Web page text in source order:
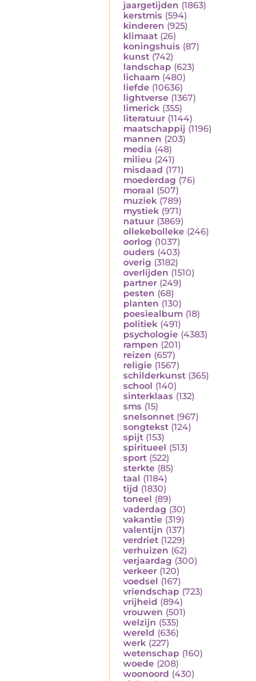
jaargetijden (1863)
kerstmis (594)
kinderen (925)
klimaat (26)
koningshuis (87)
kunst (742)
landschap (623)
lichaam (480)
liefde (10636)
lightverse (1367)
limerick (355)
literatuur (1144)
maatschappij (1196)
mannen (203)
media (48)
milieu (241)
misdaad (171)
moederdag (76)
moraal (507)
muziek (789)
mystiek (971)
natuur (3869)
ollekebolleke (246)
oorlog (1037)
ouders (403)
overig (3182)
overlijden (1510)
partner (249)
pesten (68)
planten (130)
poesiealbum (18)
politiek (491)
psychologie (4383)
rampen (201)
reizen (657)
religie (1567)
schilderkunst (365)
school (140)
sinterklaas (132)
sms (15)
snelsonnet (967)
songtekst (124)
spijt (153)
spiritueel (513)
sport (522)
sterkte (85)
taal (1184)
tijd (1830)
toneel (89)
vaderdag (30)
vakantie (319)
valentijn (137)
verdriet (1229)
verhuizen (62)
verjaardag (300)
verkeer (120)
voedsel (167)
vriendschap (723)
vrijheid (894)
vrouwen (501)
welzijn (535)
wereld (636)
werk (227)
wetenschap (160)
woede (208)
woonoord (430)